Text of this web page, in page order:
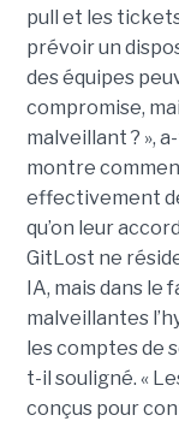
pull et les
prévoir un
des équipes
compromise,
malveillant ? »,
montre
effectivement
qu’on leur
GitLost ne
IA, mais dans le
malveillantes
les comptes de
t-il souligné. «
conçus pour